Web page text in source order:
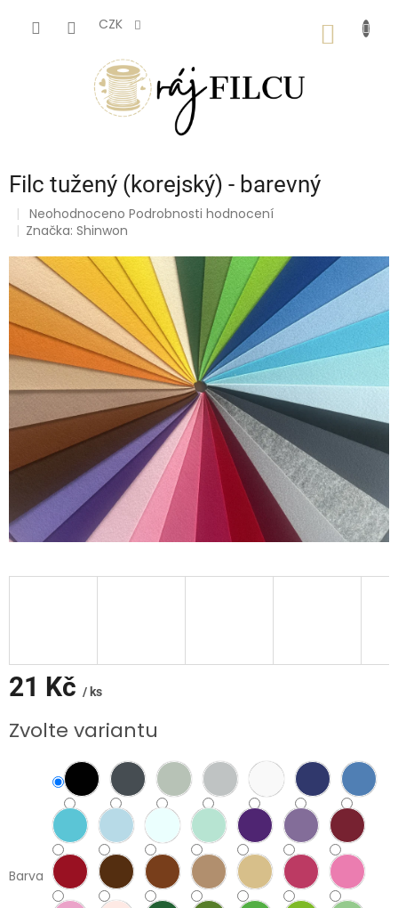
CZK
Filc tužený (korejský) - barevný
Průměrné
hodnocení
je
z
hvězdiček.
Neohodnoceno Podrobnosti hodnocení
Značka:Shinwon
21 Kč / ks
cena:
Zvolte variantu
Barva